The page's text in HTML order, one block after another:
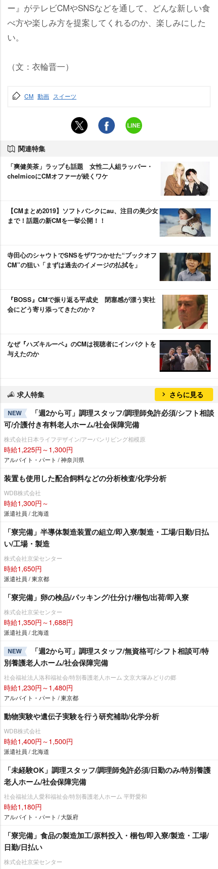
ー』がテレビCMやSNSなどを通して、どんな新しい食
べ方や楽しみ方を提案してくれるのか、楽しみにした
い。
（文：衣輪晋一）
CM 動画 スイーツ
関連特集
「爽健美茶」ラップも話題 女性二人組ラッパー・
chelmicoにCMオファーが続くワケ
【CMまとめ2019】ソフトバンクにau、注目の美少女
まで！話題の新CMを一挙公開！！
寺田心のシャウトでSNSをザワつかせた“ブックオフ
CM”の狙い「まずは過去のイメージの払拭を」
『BOSS』CMで振り返る平成史 閉塞感が漂う実社
会にどう寄り添ってきたのか？
なぜ『ハズキルーペ』のCMは視聴者にインパクトを
与えたのか
求人特集 さらに見る
NEW
「週2から可」調理スタッフ/調理師免許必須/シフト相談
可/介護付き有料老人ホーム/社会保障完備
株式会社日本ライフデザイン/アーバンリビング相模原
時給1,225円～1,300円
アルバイト・パート / 神奈川県
装置も使用した配合飼料などの分析検査/化学分析
WDB株式会社
時給1,300円～
派遣社員 / 北海道
「寮完備」半導体製造装置の組立/即入寮/製造・工場/日勤/日払
い/工場・製造
株式会社京栄センター
時給1,650円
派遣社員 / 東京都
「寮完備」卵の検品/パッキング/仕分け/梱包/出荷/即入寮
株式会社京栄センター
時給1,350円～1,688円
派遣社員 / 北海道
NEW
「週2から可」調理スタッフ/無資格可/シフト相談可/特
別養護老人ホーム/社会保障完備
社会福祉法人洛和福祉会/特別養護老人ホーム 文京大塚みどりの郷
時給1,230円～1,480円
アルバイト・パート / 東京都
動物実験や遺伝子実験を行う研究補助/化学分析
WDB株式会社
時給1,400円～1,500円
派遣社員 / 北海道
「未経験OK」調理スタッフ/調理師免許必須/日勤のみ/特別養護
老人ホーム/社会保障完備
社会福祉法人愛和福祉会/特別養護老人ホーム 平野愛和
時給1,180円
アルバイト・パート / 大阪府
「寮完備」食品の製造加工/原料投入・梱包/即入寮/製造・工場/
日勤/日払い
株式会社京栄センター